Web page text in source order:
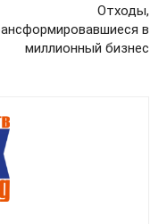
Отходы,
в
миллионный бизнес